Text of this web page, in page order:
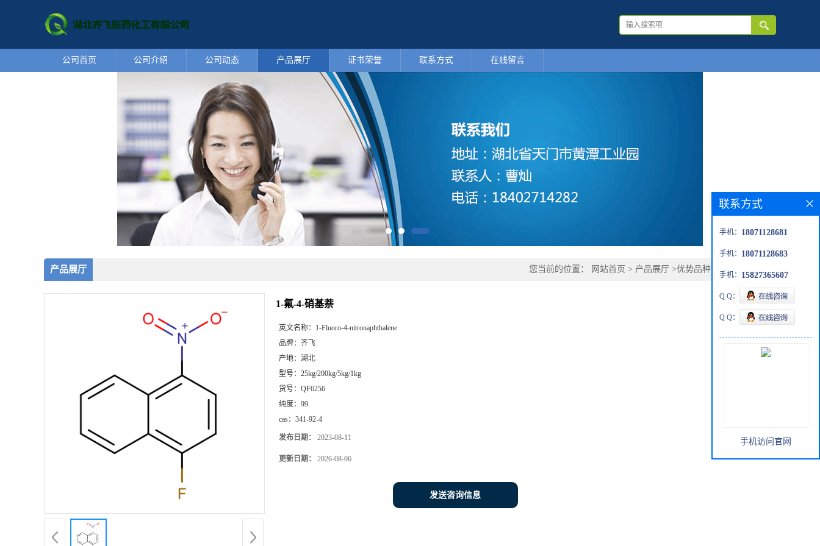
公司首页 公司介绍 公司动态 产品展厅 证书荣誉 联系方式 在线留言
产品展厅 您当前的位置： 网站首页 > 产品展厅 >优势品种 1-氟-4-硝基萘
1-氟-4-硝基萘
英文名称： 1-Fluoro-4-nitronaphthalene
品牌： 齐飞
产地： 湖北
型号： 25kg/200kg/5kg/1kg
货号： QF6256
纯度： 99
cas： 341-92-4
发布日期： 2023-08-11
更新日期： 2026-08-06
发送咨询信息
联系方式
手机： 18071128681
手机： 18071128683
手机： 15827365607
Q Q：
Q Q：
手机访问官网